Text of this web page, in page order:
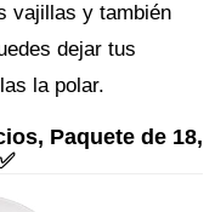
vajillas y también
dejar tus
la polar.
Paquete de 18,